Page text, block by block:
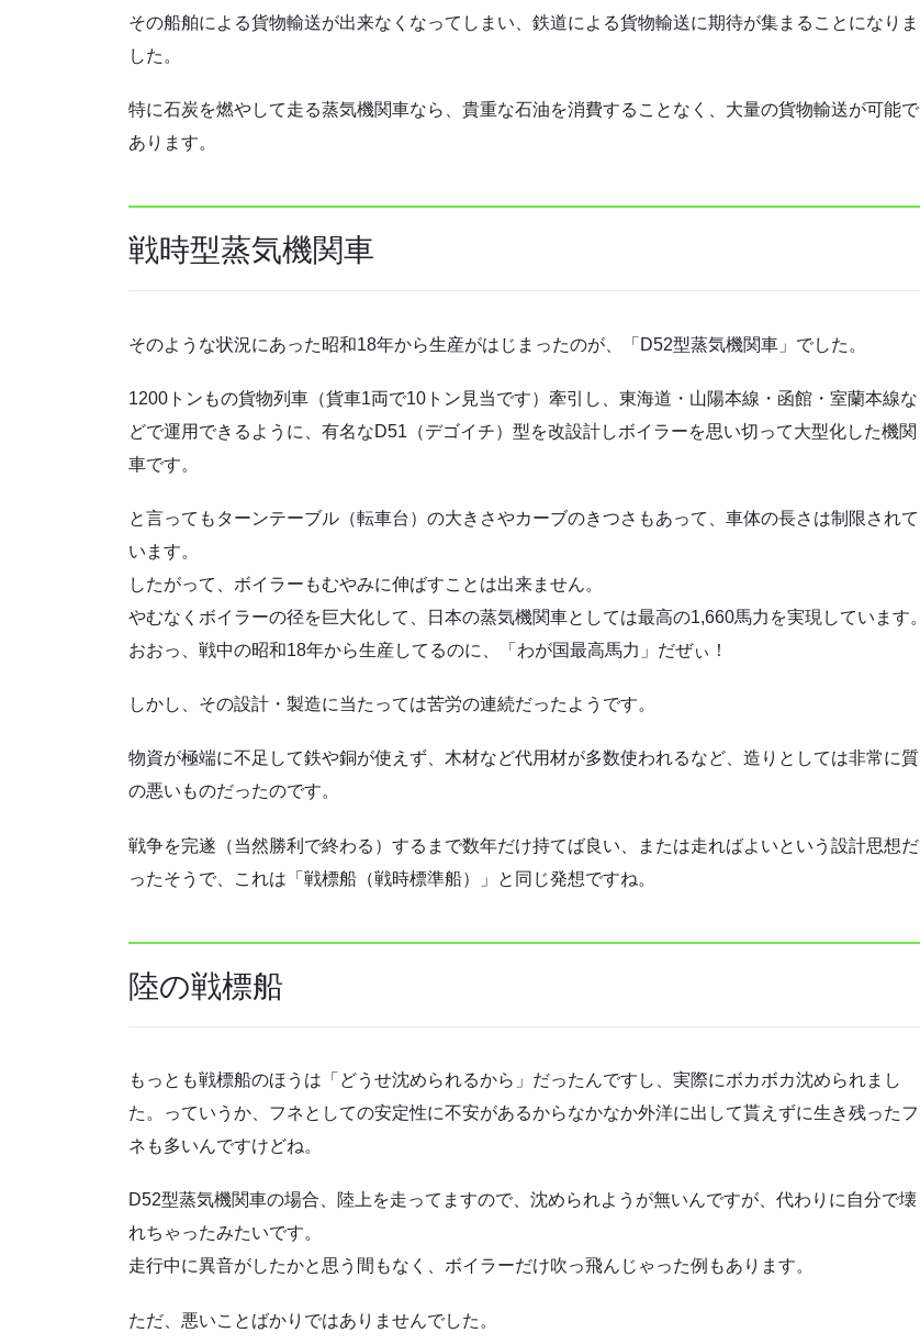
その船舶による貨物輸送が出来なくなってしまい、鉄道による貨物輸送に期待が集まることになりま
した。
特に石炭を燃やして走る蒸気機関車なら、貴重な石油を消費することなく、大量の貨物輸送が可能で
あります。
戦時型蒸気機関車
そのような状況にあった昭和18年から生産がはじまったのが、「D52型蒸気機関車」でした。
1200トンもの貨物列車（貨車1両で10トン見当です）牽引し、東海道・山陽本線・函館・室蘭本線な
どで運用できるように、有名なD51（デゴイチ）型を改設計しボイラーを思い切って大型化した機関
車です。
と言ってもターンテーブル（転車台）の大きさやカーブのきつさもあって、車体の長さは制限されて
います。
したがって、ボイラーもむやみに伸ばすことは出来ません。
やむなくボイラーの径を巨大化して、日本の蒸気機関車としては最高の1,660馬力を実現しています。
おおっ、戦中の昭和18年から生産してるのに、「わが国最高馬力」だぜぃ！
しかし、その設計・製造に当たっては苦労の連続だったようです。
物資が極端に不足して鉄や銅が使えず、木材など代用材が多数使われるなど、造りとしては非常に質
の悪いものだったのです。
戦争を完遂（当然勝利で終わる）するまで数年だけ持てば良い、または走ればよいという設計思想だ
ったそうで、これは「戦標船（戦時標準船）」と同じ発想ですね。
陸の戦標船
もっとも戦標船のほうは「どうせ沈められるから」だったんですし、実際にボカボカ沈められまし
た。っていうか、フネとしての安定性に不安があるからなかなか外洋に出して貰えずに生き残ったフ
ネも多いんですけどね。
D52型蒸気機関車の場合、陸上を走ってますので、沈められようが無いんですが、代わりに自分で壊
れちゃったみたいです。
走行中に異音がしたかと思う間もなく、ボイラーだけ吹っ飛んじゃった例もあります。
ただ、悪いことばかりではありませんでした。